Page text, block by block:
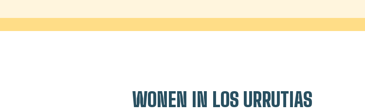
WONEN IN LOS URRUTIAS